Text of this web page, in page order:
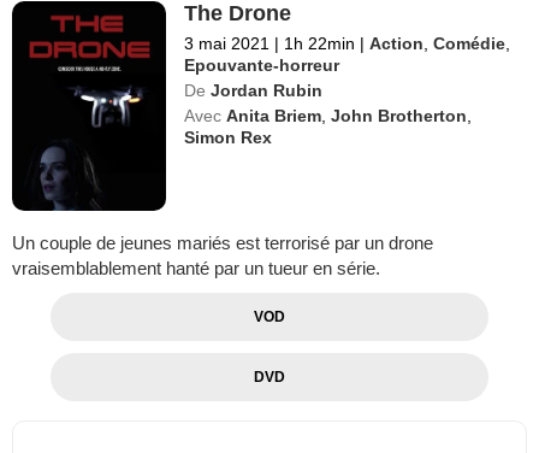
The Drone
3 mai 2021 | 1h 22min | Action ,Comédie
Epouvante-horreur
De Jordan Rubin
Avec Anita Briem ,John Brotherton
Simon Rex
Un couple de jeunes mariés est terrorisé par un drone
vraisemblablement hanté par un tueur en série.
VOD
DVD